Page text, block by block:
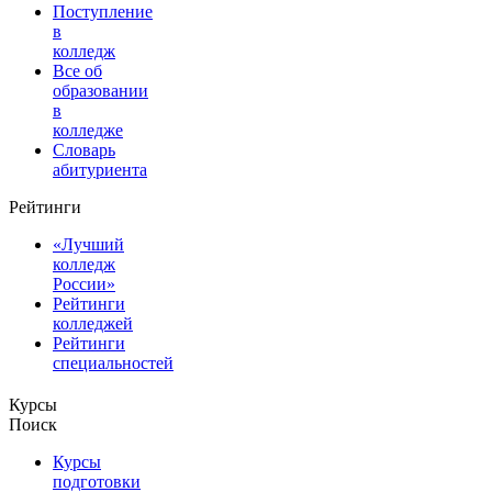
Поступление
в
колледж
Все об
образовании
в
колледже
Словарь
абитуриента
Рейтинги
«Лучший
колледж
России»
Рейтинги
колледжей
Рейтинги
специальностей
Курсы
Поиск
Курсы
подготовки